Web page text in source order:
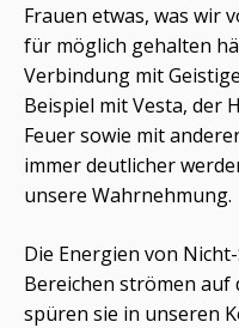
Frauen etwas, was wir
für möglich gehalten
Verbindung mit
Beispiel mit Vesta, der
Feuer sowie mit
immer deutlicher
unsere Wahrnehmung.
Die Energien von
Bereichen strömen auf
spüren sie in unseren